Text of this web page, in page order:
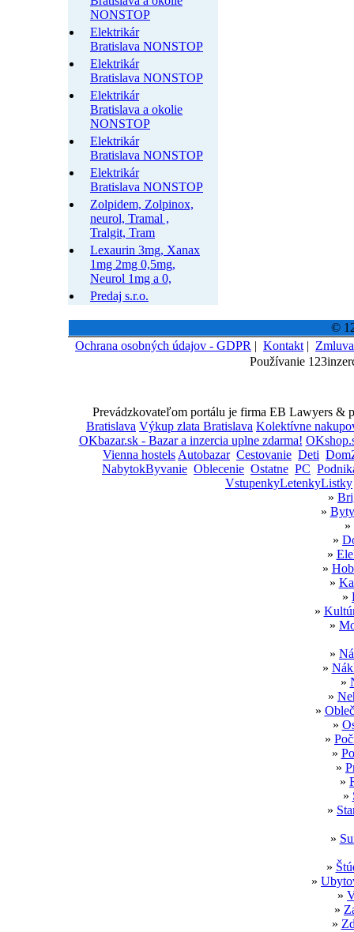
NONSTOP
Elektrikár
Bratislava NONSTOP
Elektrikár
Bratislava NONSTOP
Elektrikár
Bratislava a okolie
NONSTOP
Elektrikár
Bratislava NONSTOP
Elektrikár
Bratislava NONSTOP
Zolpidem, Zolpinox,
neurol, Tramal ,
Tralgit, Tram
Lexaurin 3mg, Xanax
1mg 2mg 0,5mg,
Neurol 1mg a 0,
Predaj s.r.o.
©
Ochrana osobných údajov - GDPR | Kontakt | Zmluva
Používanie
Prevádzkovateľom portálu je firma EB Lawyers &
Bratislava Výkup zlata Bratislava Kolektívne
OKbazar.sk - Bazar a inzercia uplne zdarma!
Vienna hostels Autobazar Cestovanie Deti
NabytokByvanie Oblecenie Ostatne PC
VstupenkyLetenkyListky
»
»
»
»
»
»
»
»
»
»
»
»
»
»
»
»
»
»
»
»
»
»
»
»
»
»
»
»